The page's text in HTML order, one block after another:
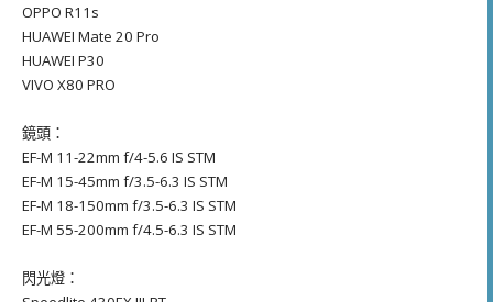
OPPO R11s
HUAWEI Mate 20 Pro
HUAWEI P30
VIVO X80 PRO
鏡頭：
EF-M 11-22mm f/4-5.6 IS STM
EF-M 15-45mm f/3.5-6.3 IS STM
EF-M 18-150mm f/3.5-6.3 IS STM
EF-M 55-200mm f/4.5-6.3 IS STM
閃光燈：